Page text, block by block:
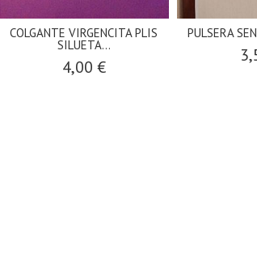
COLGANTE VIRGENCITA PLIS
SILUETA...
4,00 €
PULSERA